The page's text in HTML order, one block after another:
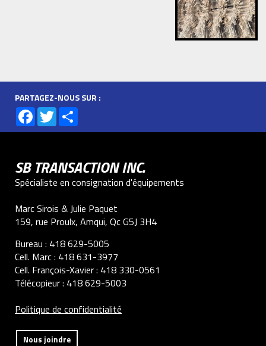
PARTAGEZ-NOUS SUR :
Facebook
Twitter
SB TRANSACTION INC.
Spécialiste en consignation d'équipements
Marc Sirois & Julie Paquet
159, rue Proulx, Amqui, Qc G5J 3H4
Bureau : 418 629-5005
Cell. Marc : 418 631-3977
Cell. François-Xavier : 418 330-0561
Télécopieur : 418 629-5003
Politique de confidentialité
Nous joindre